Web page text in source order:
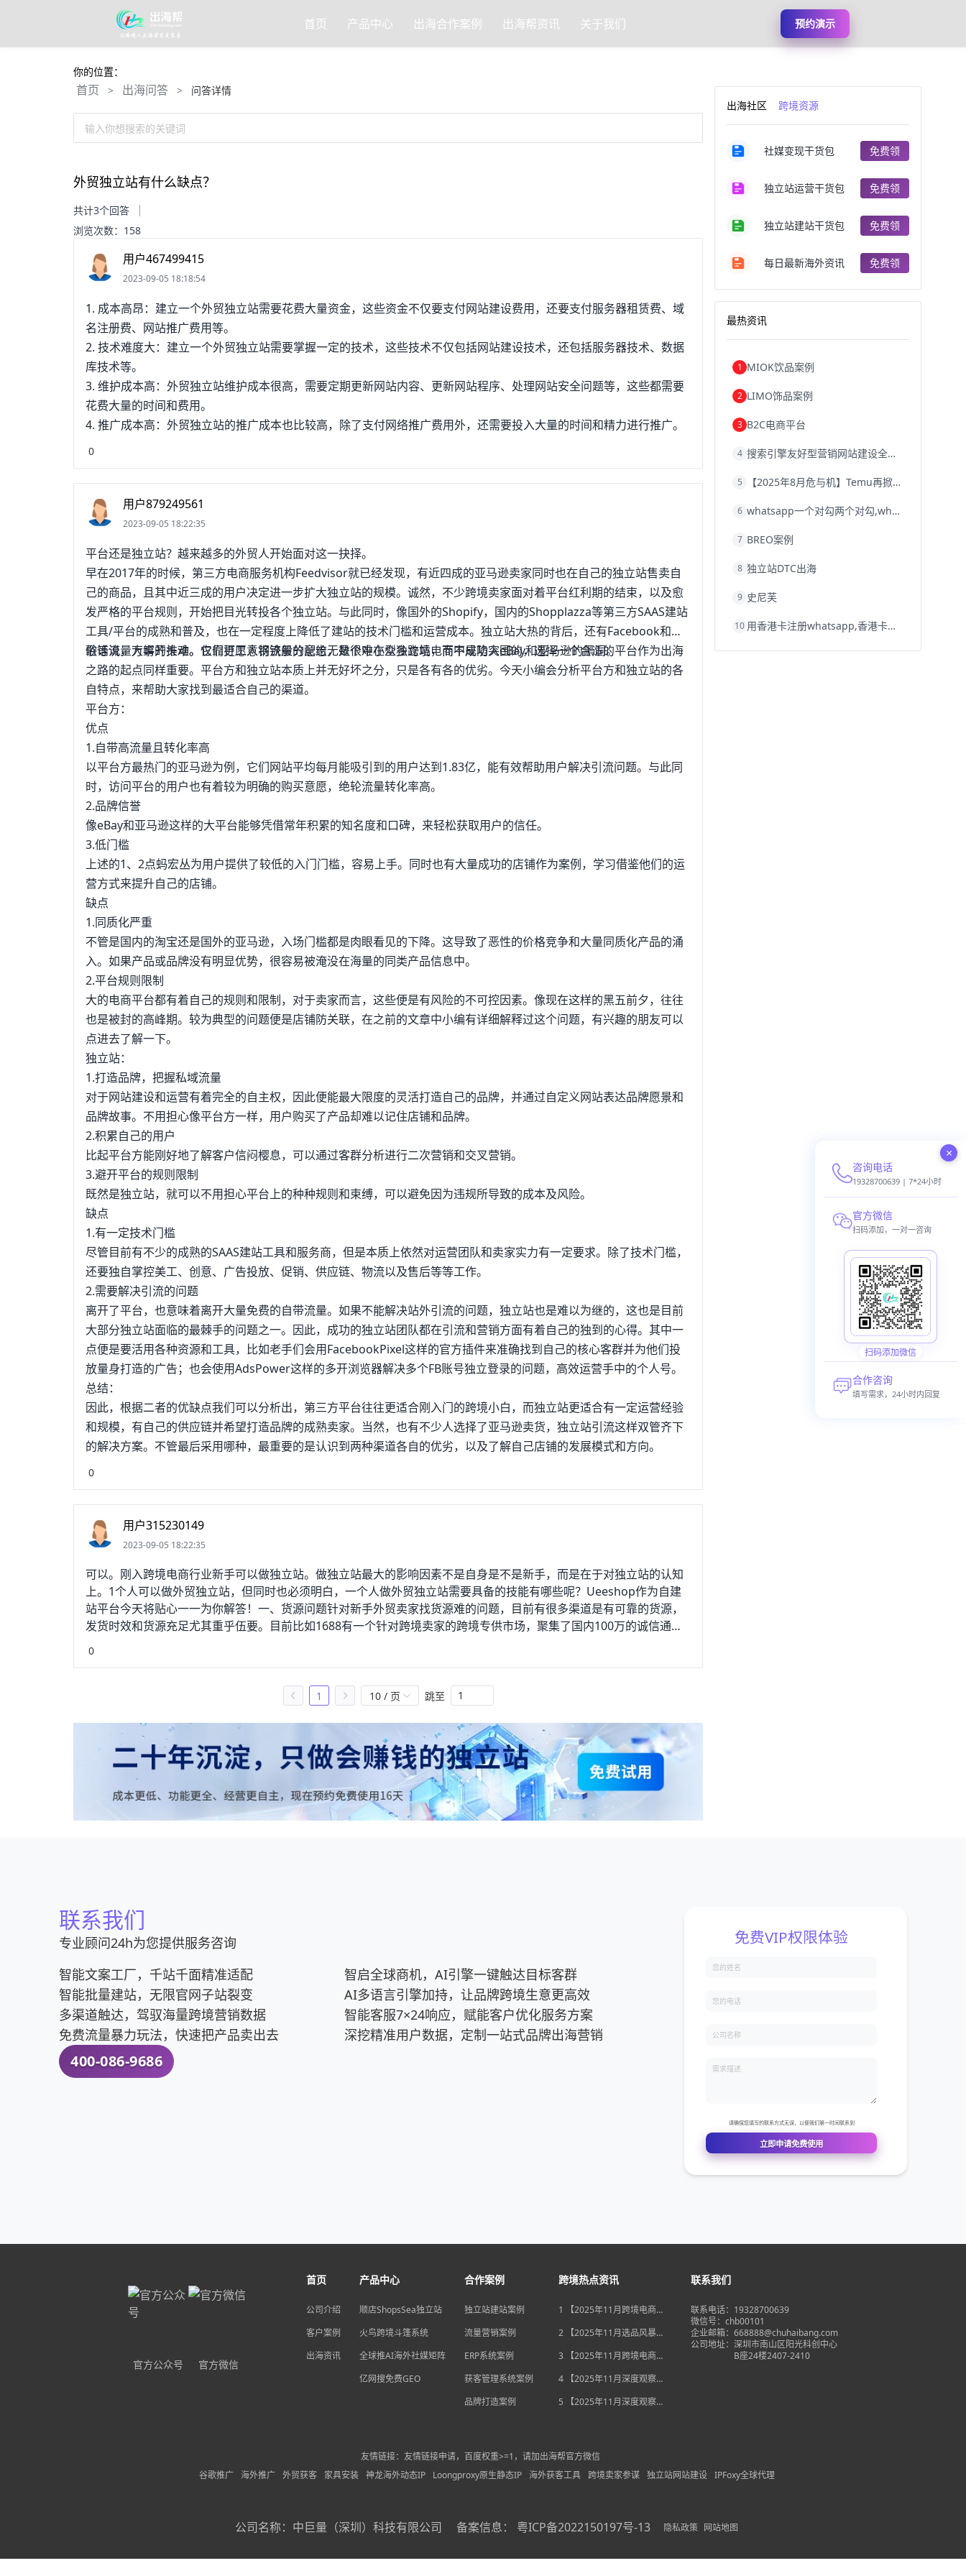
首页 产品中心 出海合作案例 出海帮资讯 关于我们 预约演示
你的位置：
首页 > 出海问答 > 问答详情
输入你想搜索的关键词
外贸独立站有什么缺点？
共计3个回答
浏览次数：158
用户467499415
2023-09-05 18:18:54
1. 成本高昂：建立一个外贸独立站需要花费大量资金，这些资金不仅要支付网站建设费用，还要支付服务器租赁费、域
名注册费、网站推广费用等。
2. 技术难度大：建立一个外贸独立站需要掌握一定的技术，这些技术不仅包括网站建设技术，还包括服务器技术、数据
库技术等。
3. 维护成本高：外贸独立站维护成本很高，需要定期更新网站内容、更新网站程序、处理网站安全问题等，这些都需要
花费大量的时间和费用。
4. 推广成本高：外贸独立站的推广成本也比较高，除了支付网络推广费用外，还需要投入大量的时间和精力进行推广。
0
用户879249561
2023-09-05 18:22:35
平台还是独立站？越来越多的外贸人开始面对这一抉择。
早在2017年的时候，第三方电商服务机构Feedvisor就已经发现，有近四成的亚马逊卖家同时也在自己的独立站售卖自
己的商品，且其中近三成的用户决定进一步扩大独立站的规模。诚然，不少跨境卖家面对着平台红利期的结束，以及愈
发严格的平台规则，开始把目光转投各个独立站。与此同时，像国外的Shopify，国内的Shopplazza等第三方SAAS建站
工具/平台的成熟和普及，也在一定程度上降低了建站的技术门槛和运营成本。独立站大热的背后，还有Facebook和谷
歌等流量大鳄的推动。它们更愿意将流量分配给无数个中小型独立站，而不是陷入eBay和亚马逊的黑洞。
俗话说，万事开头难。仅靠打工人钢铁般的意志，是很难在众多跨境电商中成功突围的，选择一个合适的平台作为出海
之路的起点同样重要。平台方和独立站本质上并无好坏之分，只是各有各的优劣。今天小编会分析平台方和独立站的各
自特点，来帮助大家找到最适合自己的渠道。
平台方：
优点
1.自带高流量且转化率高
以平台方最热门的亚马逊为例，它们网站平均每月能吸引到的用户达到1.83亿，能有效帮助用户解决引流问题。与此同
时，访问平台的用户也有着较为明确的购买意愿，绝轮流量转化率高。
2.品牌信誉
像eBay和亚马逊这样的大平台能够凭借常年积累的知名度和口碑，来轻松获取用户的信任。
3.低门槛
上述的1、2点蚂宏丛为用户提供了较低的入门门槛，容易上手。同时也有大量成功的店铺作为案例，学习借鉴他们的运
营方式来提升自己的店铺。
缺点
1.同质化严重
不管是国内的淘宝还是国外的亚马逊，入场门槛都是肉眼看见的下降。这导致了恶性的价格竞争和大量同质化产品的涌
入。如果产品或品牌没有明显优势，很容易被淹没在海量的同类产品信息中。
2.平台规则限制
大的电商平台都有着自己的规则和限制，对于卖家而言，这些便是有风险的不可控因素。像现在这样的黑五前夕，往往
也是被封的高峰期。较为典型的问题便是店铺防关联，在之前的文章中小编有详细解释过这个问题，有兴趣的朋友可以
点进去了解一下。
独立站：
1.打造品牌，把握私域流量
对于网站建设和运营有着完全的自主权，因此便能最大限度的灵活打造自己的品牌，并通过自定义网站表达品牌愿景和
品牌故事。不用担心像平台方一样，用户购买了产品却难以记住店铺和品牌。
2.积累自己的用户
比起平台方能刚好地了解客户信闷樱息，可以通过客群分析进行二次营销和交叉营销。
3.避开平台的规则限制
既然是独立站，就可以不用担心平台上的种种规则和束缚，可以避免因为违规所导致的成本及风险。
缺点
1.有一定技术门槛
尽管目前有不少的成熟的SAAS建站工具和服务商，但是本质上依然对运营团队和卖家实力有一定要求。除了技术门槛，
还要独自掌控美工、创意、广告投放、促销、供应链、物流以及售后等等工作。
2.需要解决引流的问题
离开了平台，也意味着离开大量免费的自带流量。如果不能解决站外引流的问题，独立站也是难以为继的，这也是目前
大部分独立站面临的最棘手的问题之一。因此，成功的独立站团队都在引流和营销方面有着自己的独到的心得。其中一
点便是要活用各种资源和工具，比如老手们会用FacebookPixel这样的官方插件来准确找到自己的核心客群并为他们投
放量身打造的广告；也会使用AdsPower这样的多开浏览器解决多个FB账号独立登录的问题，高效运营手中的个人号。
总结：
因此，根据二者的优缺点我们可以分析出，第三方平台往往更适合刚入门的跨境小白，而独立站更适合有一定运营经验
和规模，有自己的供应链并希望打造品牌的成熟卖家。当然，也有不少人选择了亚马逊卖货，独立站引流这样双管齐下
的解决方案。不管最后采用哪种，最重要的是认识到两种渠道各自的优劣，以及了解自己店铺的发展模式和方向。
0
用户315230149
2023-09-05 18:22:35
可以。刚入跨境电商行业新手可以做独立站。做独立站最大的影响因素不是自身是不是新手，而是在于对独立站的认知
上。1个人可以做外贸独立站，但同时也必须明白，一个人做外贸独立站需要具备的技能有哪些呢？Ueeshop作为自建
站平台今天将贴心一一为你解答！一、货源问题针对新手外贸卖家找货源难的问题，目前有很多渠道是有可靠的货源，
发货时效和货源充足尤其重乎伍要。目前比如1688有一个针对跨境卖家的跨境专供市场，聚集了国内100万的诚信通付
国外买家用户来说，都是极其便利。语言切换也完善着用户的阅读习惯和表达方式，这样的功能不仅节约了时间，并且
本和时间精力，为了解决这些问题，Ueeshop自建站平台采用的是saas模式建站系统，提供了一站式解决方案，包括外
贸网站建设、服务器配置、外贸网站运营、支付收款、物流配送、数据分析等等。除此之外，网站配备的SSL证书，无疑
是在告诉用户，网站很安全，请放心使用，那么用户对网站的信任度大大提升。网站搭建完成之后，就是网站的“装修工
程”了，在不明确外国人的喜缓顷衡好和习惯的情况下，Ueeshop拥有的网站风格模板已经超过上百种，并且可以随时想
换就换，并不需要重新上传资料，为新手外贸新手卖家节省时间成本！响应式、智能询盘、聊天工具包括skype、
whatspp、messenger等、paypal支付等功能，完全可以满足你的使用外贸独立站的需求！四、运营和推广选品难不
Facebook的营销推广，重点介绍Facebook店铺，Ueeshop是国内首家完成Facebook店铺技术对接，实现独立站
+Facebook店铺同步，很好的实现品牌推广与用户转化同步进行。在Ueeshop后台可以绑定Facebook店铺，可以实现
产品同步上传，这样买家在浏览商家Facebook主页的时候，看到喜欢的产品，可以跳转到独立站上购买。点击可了解更
多相关内容总的来说，选择一个可靠的网站建设平台不仅省去摩擦和时间，并且一个好的开始，无疑是对后面的挑战增
加了信心！1.全中文管理平台，无需学习，一看就懂；2.客服一对一，无需等待，实时解答问题。3.没有额外的支付佣
金,只收取建站平台使用费；4.20万美金一年的站点,使用UEESHOP成本只需几千元人民币。5.丰富的运营及营销插件完
全满足卖家从0到1阶段的所有需求；6.模板任意切换，无需额外收费。7.多种合作模式,支持卖家不同阶段的发展需求；
8.保障网站数据完整备份扰做，提供运营的快速支持。
0
1 10 / 页 跳至
出海社区 跨境资源
社媒变现干货包 免费领
独立站运营干货包 免费领
独立站建站干货包 免费领
每日最新海外资讯 免费领
最热资讯
1 MIOK饮品案例
2 LIMO饰品案例
3 B2C电商平台
4 搜索引擎友好型营销网站建设全攻略
5 【2025年8月危与机】Temu再掀封店风暴，独立站才是跨境卖家的避险通道
6 whatsapp一个对勾两个对勾,whatsapp对勾代表什么意思
7 BREO案例
8 独立站DTC出海
9 史尼芙
10 用香港卡注册whatsapp,香港卡不能注册whatsapp
联系我们
专业顾问24h为您提供服务咨询
智能文案工厂，千站千面精准适配
智能批量建站，无限官网子站裂变
多渠道触达，驾驭海量跨境营销数据
免费流量暴力玩法，快速把产品卖出去
400-086-9686
智启全球商机，AI引擎一键触达目标客群
AI多语言引擎加持，让品牌跨境生意更高效
智能客服7×24响应，赋能客户优化服务方案
深挖精准用户数据，定制一站式品牌出海营销
官方公众号 官方微信
首页
公司介绍
客户案例
出海资讯
产品中心
顺店ShopsSea独立站
火鸟跨境斗篷系统
全球推AI海外社媒矩阵
亿网搜免费GEO
合作案例
独立站建站案例
流量营销案例
ERP系统案例
获客管理系统案例
品牌打造案例
跨境热点资讯
1 【2025年11月跨境电商大
独立站流量自主权如何突
2 【2025年11月选品风暴】
后，跨境电商如何抢占数字
3 【2025年11月跨境电商新
宽，独立站卖家如何借势突
4 【2025年11月深度观察】
后，跨境电商如何用“自主流
5 【2025年11月深度观察】
联系我们
联系电话：19328700639
微信号：chb00101
企业邮箱：668888@chuhaibang.com
公司地址： 深圳市南山区阳光科创中心
B座24楼2407-2410
友情链接：友情链接申请，百度权重>=1，请加出海帮官方微信
谷歌推广
海外推广 外贸获客 家具安装 神龙海外动态IP Loongproxy原生静态IP 海外获客工具 跨境卖家参谋 独立站网站建设 IPFoxy全球代理
公司名称： 中巨量（深圳）科技有限公司 备案信息： 粤ICP备2022150197号-13 隐私政策 网站地图
×
咨询电话
19328700639 | 7*24小时
官方微信
扫码添加，一对一咨询
扫码添加微信
合作咨询
填写需求，24小时内回复